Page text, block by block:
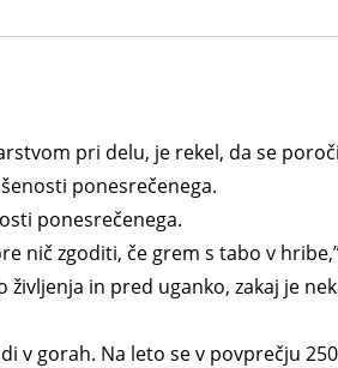
pri delu, je rekel, da se
ponesrečenega.
ponesrečenega.
nič zgoditi, če grem s tabo v
življenja in pred uganko, zakaj je
v gorah. Na leto se v povprečju